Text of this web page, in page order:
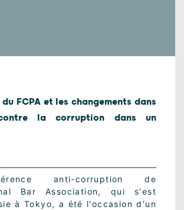
FCPA et les changements dans
la corruption dans un
anti-corruption de
Bar Association, qui s'est
à Tokyo, a été l'occasion d'un